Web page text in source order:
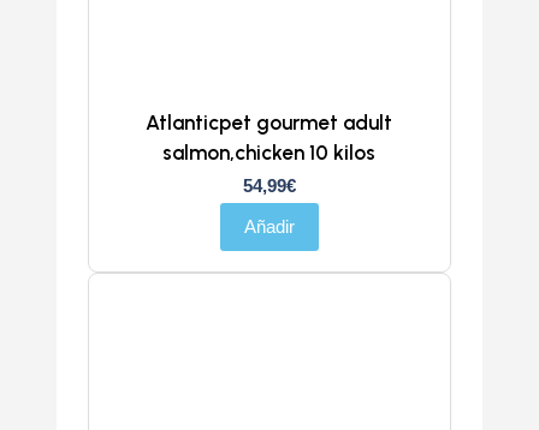
Atlanticpet gourmet adult
salmon,chicken 10 kilos
54,99€
Añadir